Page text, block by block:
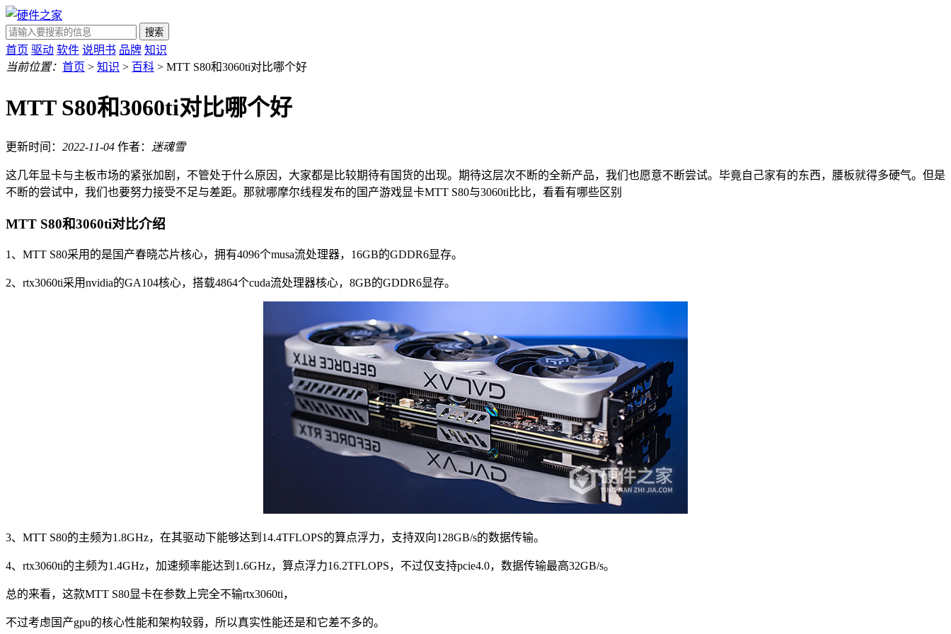
搜索
首页 驱动 软件 说明书 品牌 知识
当前位置： 首页 > 知识 > 百科 > MTT S80和3060ti对比哪个好
MTT S80和3060ti对比哪个好
更新时间： 2022-11-04 作者： 迷魂雪
这几年显卡与主板市场的紧张加剧，不管处于什么原因，大家都是比较期待有国货的出现。期待这层次不断的全新产品，我们也愿意不断尝试。毕竟自己家有的东西，腰板就得多硬气。但是
不断的尝试中，我们也要努力接受不足与差距。那就哪摩尔线程发布的国产游戏显卡MTT S80与3060ti比比，看看有哪些区别
MTT S80和3060ti对比介绍
1、MTT S80采用的是国产春晓芯片核心，拥有4096个musa流处理器，16GB的GDDR6显存。
2、rtx3060ti采用nvidia的GA104核心，搭载4864个cuda流处理器核心，8GB的GDDR6显存。
3、MTT S80的主频为1.8GHz，在其驱动下能够达到14.4TFLOPS的算点浮力，支持双向128GB/s的数据传输。
4、rtx3060ti的主频为1.4GHz，加速频率能达到1.6GHz，算点浮力16.2TFLOPS，不过仅支持pcie4.0，数据传输最高32GB/s。
总的来看，这款MTT S80显卡在参数上完全不输rtx3060ti，
不过考虑国产gpu的核心性能和架构较弱，所以真实性能还是和它差不多的。